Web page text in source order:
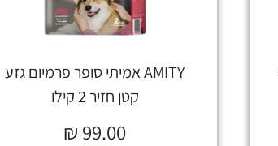
AMITY אמיתי סופר פרמיום גזע
קטן חזיר 2 קילו
₪ 99.00